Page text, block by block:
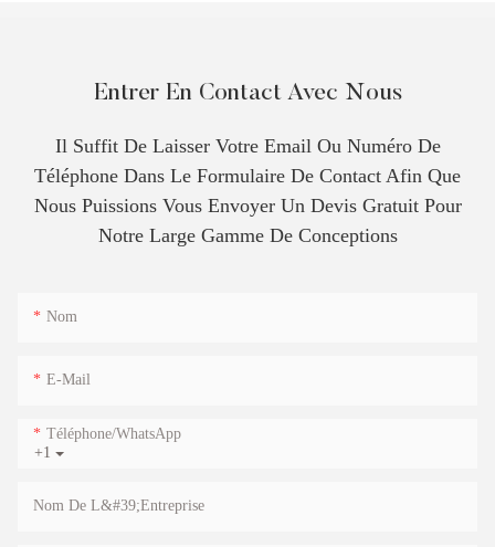
Entrer En Contact Avec Nous
Il Suffit De Laisser Votre Email Ou Numéro De
Téléphone Dans Le Formulaire De Contact Afin Que
Nous Puissions Vous Envoyer Un Devis Gratuit Pour
Notre Large Gamme De Conceptions
Nom
E-Mail
+1
Téléphone/WhatsApp
Nom De L&#39;entreprise